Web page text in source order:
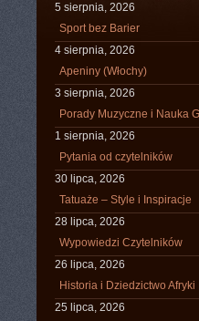
5 sierpnia, 2026
Sport bez Barier
4 sierpnia, 2026
Apeniny (Włochy)
3 sierpnia, 2026
Porady Muzyczne i Nauka
1 sierpnia, 2026
Pytania od czytelników
30 lipca, 2026
Tatuaże – Style i Inspiracje
28 lipca, 2026
Wypowiedzi Czytelników
26 lipca, 2026
Historia i Dziedzictwo Afryki
25 lipca, 2026